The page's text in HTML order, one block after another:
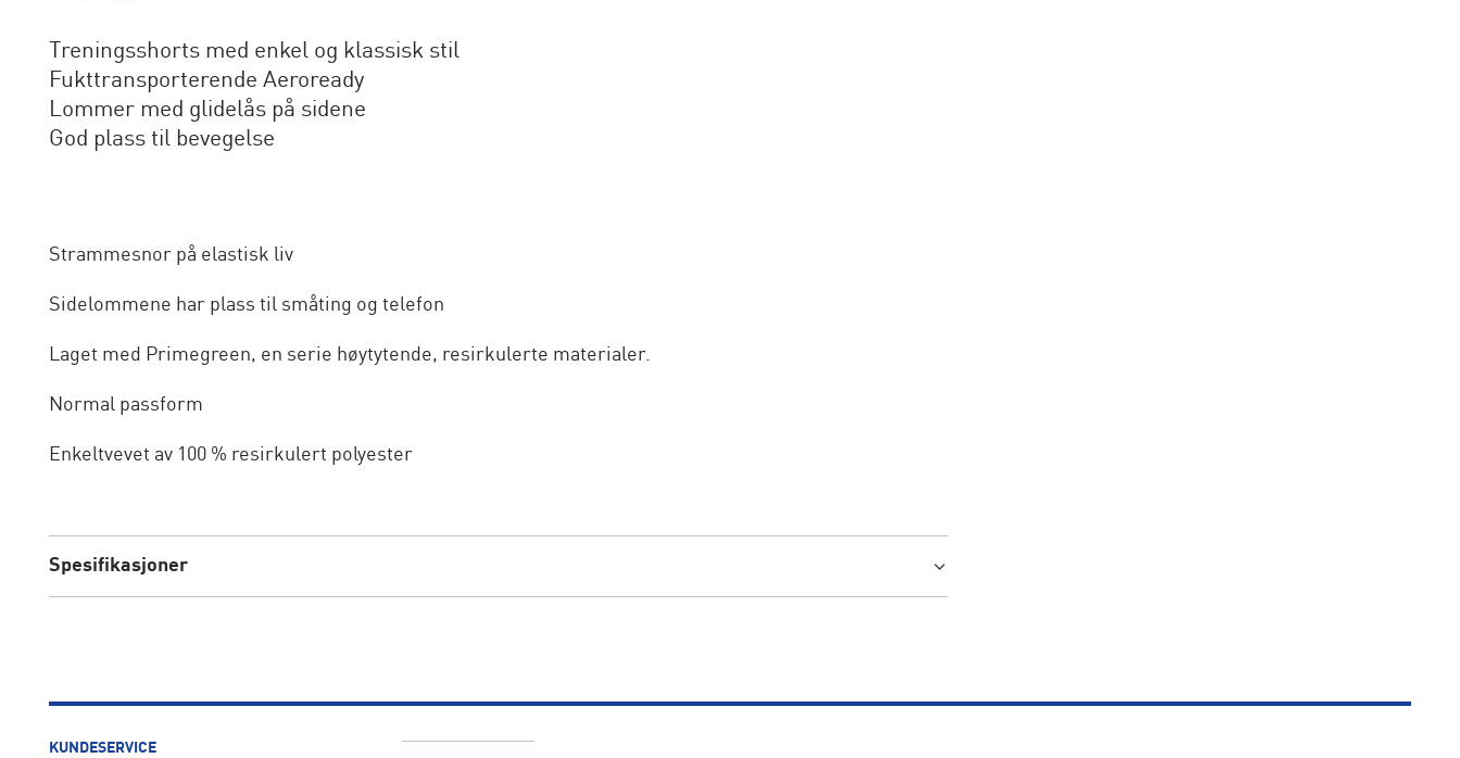
Treningsshorts med enkel og klassisk stil
Fukttransporterende Aeroready
Lommer med glidelås på sidene
God plass til bevegelse
Strammesnor på elastisk liv
Sidelommene har plass til småting og telefon
Laget med Primegreen, en serie høytytende, resirkulerte materialer.
Normal passform
Enkeltvevet av 100 % resirkulert polyester
Spesifikasjoner
KUNDESERVICE